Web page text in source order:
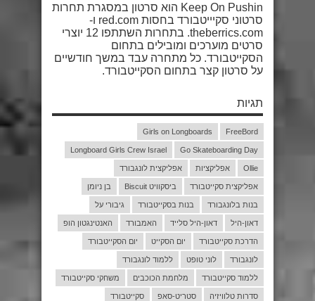
Keep On Pushin הוא סרטון במסגרת תחרות
סרטוני סקיייטבורד בחסות red.com ו-
theberrics.com. בתחרות השתתפו 12 יוצרי
סרטים מוערכים ומובילים בתחום
הסקייטבורד. כל מתחרה עבד במשך חודשיים
על סרטון קצר בתחום הסקייטבורד.
תגיות
FreeBord
Girls on Longboards
Go Skateboarding Day
Longboard Girls Crew Israel
Ollie אפליקציות אפליקצית לונגבורד
אפליקצית סקייטבורד ביסקוויט Biscuit בן ניומן
בנות בלונגבורד בנות בסקייטבורד גיבורי על
דאון-היל דאון-היל סלייד האמבורד האנטינגטון הופ
הדרכת סקייטבורד יום הסקייט יום הסקייטבורד
לונגבורד לוני טופט ללמוד לונגבורד
ללמוד סקייטבורד מלחמת הכוכבים משחקי סקייטבורד
סדרות טלוויזיה סטריט-סאפ סקייטבורד